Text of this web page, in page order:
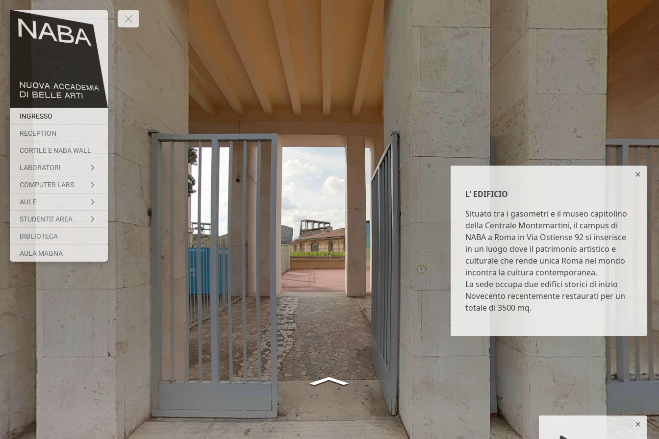
INGRESSO
RECEPTION
CORTILE E NABA WALL
LABORATORI
COMPUTER LABS
AULE
STUDENTS' AREA
BIBLIOTECA
AULA MAGNA
L' EDIFICIO
Situato tra i gasometri e il museo capitolino
della Centrale Montemartini, il campus di
NABA a Roma in Via Ostiense 92 si inserisce
in un luogo dove il patrimonio artistico e
culturale che rende unica Roma nel mondo
incontra la cultura contemporanea.
La sede occupa due edifici storici di inizio
Novecento recentemente restaurati per un
totale di 3500 mq.